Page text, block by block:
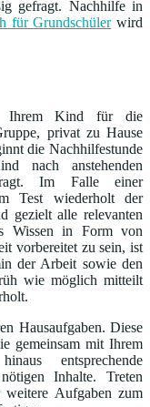
gefragt. Nachhilfe in
für Grundschülerwird
Ihrem Kind für die
privat zu Hause
die Nachhilfestunde
nach anstehenden
fragt. Im Falle einer
Test wiederholt der
gezielt alle relevanten
Wissen in Form von
vorbereitet zu sein, ist
der Arbeit sowie den
wie möglich mitteilt
Hausaufgaben. Diese
gemeinsam mit Ihrem
entsprechende
Inhalte. Treten
Aufgaben zum